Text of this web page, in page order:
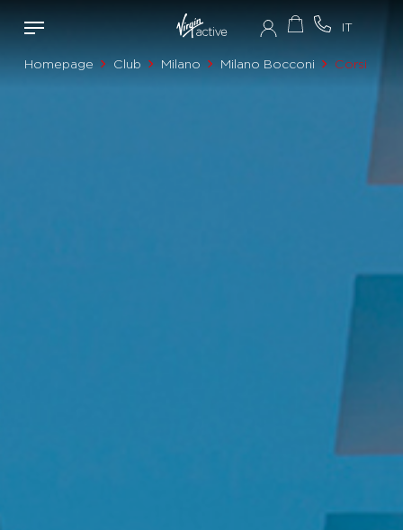
Homepage Club Milano Milano Bocconi Corsi